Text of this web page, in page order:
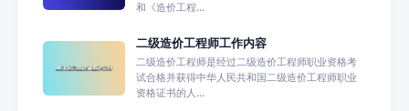
和《造价工程...
二级造价工程师工作内容
二级造价工程师是经过二级造价工程师职业资格考
试合格并获得中华人民共和国二级造价工程师职业
资格证书的人...